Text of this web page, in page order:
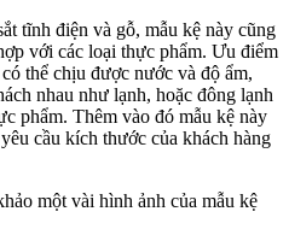
tĩnh điện và gỗ, mẫu kệ này cũng
với các loại thực phẩm. Ưu điểm
thể chịu được nước và độ ẩm,
nhau như lạnh, hoặc đông lạnh
phẩm. Thêm vào đó mẫu kệ này
cầu kích thước của khách hàng
một vài hình ảnh của mẫu kệ